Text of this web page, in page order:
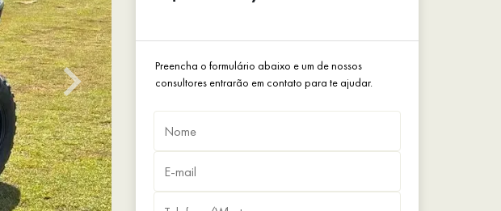
Preencha o formulário abaixo e um de nossos
consultores entrarão em contato para te ajudar.